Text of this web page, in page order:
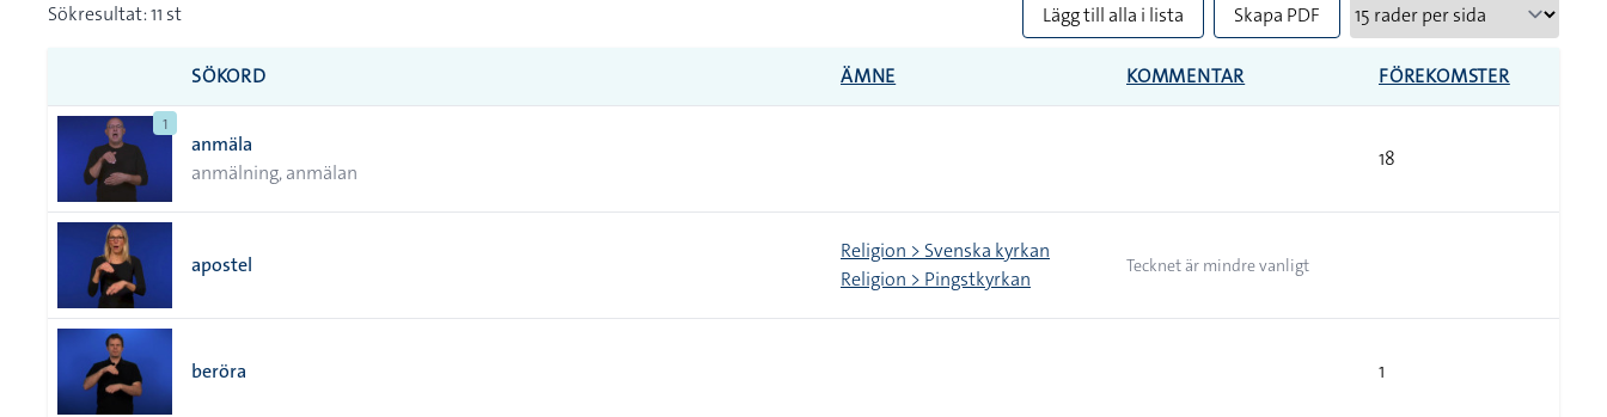
Sökresultat: 11 st Lägg till alla i lista Skapa PDF
SÖKORD ÄMNE KOMMENTAR FÖREKOMSTER
1
anmäla
anmälning, anmälan
18
apostel
Religion > Svenska kyrkan
Religion > Pingstkyrkan
Tecknet är mindre vanligt
beröra 1